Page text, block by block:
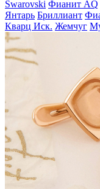
Swarovski Фианит AQ
Янтарь Бриллиант
Кварц Иск. Жемчуг